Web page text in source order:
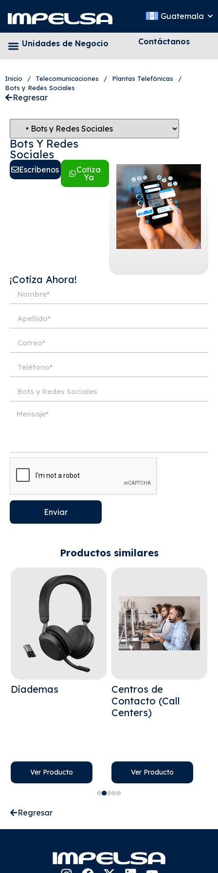
Guatemala
Unidades de Negocio Contáctanos
Inicio / Telecomunicaciones / Plantas Telefónicas
/
Bots y Redes Sociales
Regresar
Bots Y Redes
Sociales
Escríbenos
Cotiza
Ya
¡Cotiza Ahora!
Enviar
Productos similares
Diademas
Ver Producto
Centros de
Contacto (Call
Centers)
Ver Producto
Regresar